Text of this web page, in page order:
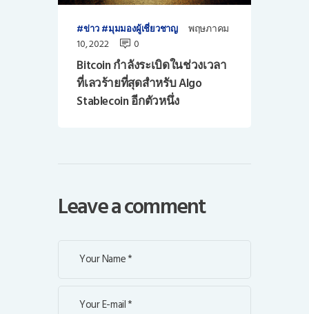
ข่าว มุมมองผู้เชี่ยวชาญ
พฤษภาคม
10, 2022
0
Bitcoin กำลังระเบิดในช่วงเวลา
ที่เลวร้ายที่สุดสำหรับ Algo
Stablecoin อีกตัวหนึ่ง
Leave a comment